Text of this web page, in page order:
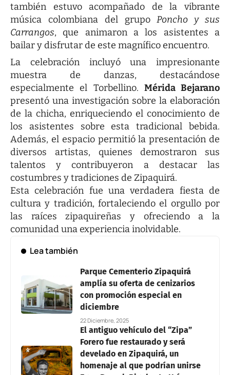
también estuvo acompañado de la vibrante
música colombiana del grupoPoncho y sus
Carrangos, que animaron a los asistentes a
bailar y disfrutar de este magnífico encuentro.
La celebración incluyó una impresionante
muestra de danzas, destacándose
especialmente el Torbellino. Mérida Bejarano
presentó una investigación sobre la elaboración
de la chicha, enriqueciendo el conocimiento de
los asistentes sobre esta tradicional bebida.
Además, el espacio permitió la presentación de
diversos artistas, quienes demostraron sus
talentos y contribuyeron a destacar las
costumbres y tradiciones de Zipaquirá.
Esta celebración fue una verdadera fiesta de
cultura y tradición, fortaleciendo el orgullo por
las raíces zipaquireñas y ofreciendo a la
comunidad una experiencia inolvidable.
Lea también
Parque Cementerio Zipaquirá
amplía su oferta de cenizarios
con promoción especial en
diciembre
22 Diciembre, 2025
El antiguo vehículo del “Zipa”
Forero fue restaurado y será
develado en Zipaquirá, un
homenaje al que podrían unirse